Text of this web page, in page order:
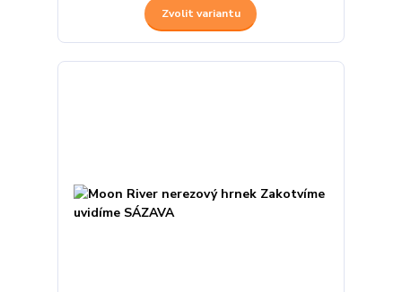
Zvolit variantu